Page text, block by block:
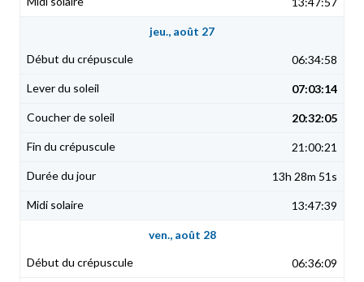
jeu., août 27
06:34:58
07:03:14
20:32:05
21:00:21
13h 28m 51s
13:47:39
ven., août 28
06:36:09